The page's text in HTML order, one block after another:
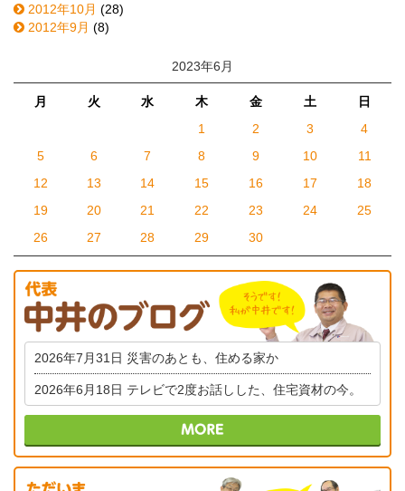
2012年10月 (28)
2012年9月 (8)
2023年6月
月 火 水 木 金 土
日
1
2 3
4
5
6 7 8 9 10
11
12
13 14 15 16 17
18
19
20 21 22 23 24
25
26
27 28 29 30
2026年7月31日 災害のあとも、住める家か
2026年6月18日 テレビで2度お話しした、住宅資材の今。